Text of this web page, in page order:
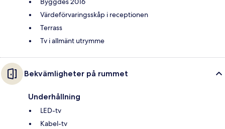
Värdeförvaringsskåp i receptionen
Terrass
Tv i allmänt utrymme
Bekvämligheter på rummet
Underhållning
LED-tv
Kabel-tv